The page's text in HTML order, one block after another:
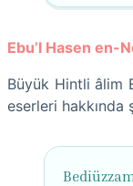
Ebu’l Hasen en-
Büyük Hintli âlim
eserleri hakkında